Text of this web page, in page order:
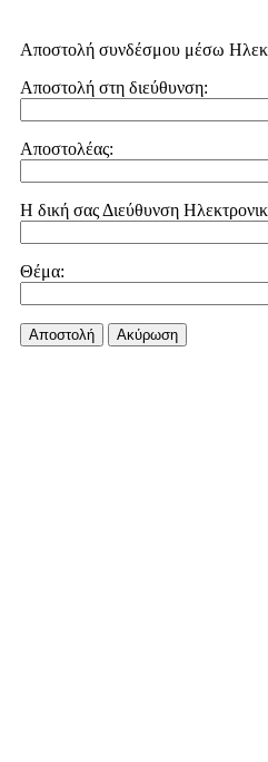
Αποστολή συνδέσμου μέσω
Αποστολή στη διεύθυνση:
Αποστολέας:
Η δική σας Διεύθυνση
Θέμα:
Αποστολή Aκύρωση